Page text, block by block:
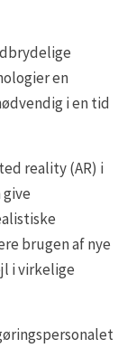
en
i en tid
reality (AR) i
brugen af nye
i virkelige